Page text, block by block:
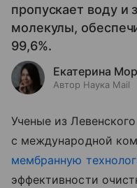
пропускает воду и
молекулы,
99,6%.
Екатерина
Автор Наука Mail
Ученые из
с международной
мембранную
эффективности